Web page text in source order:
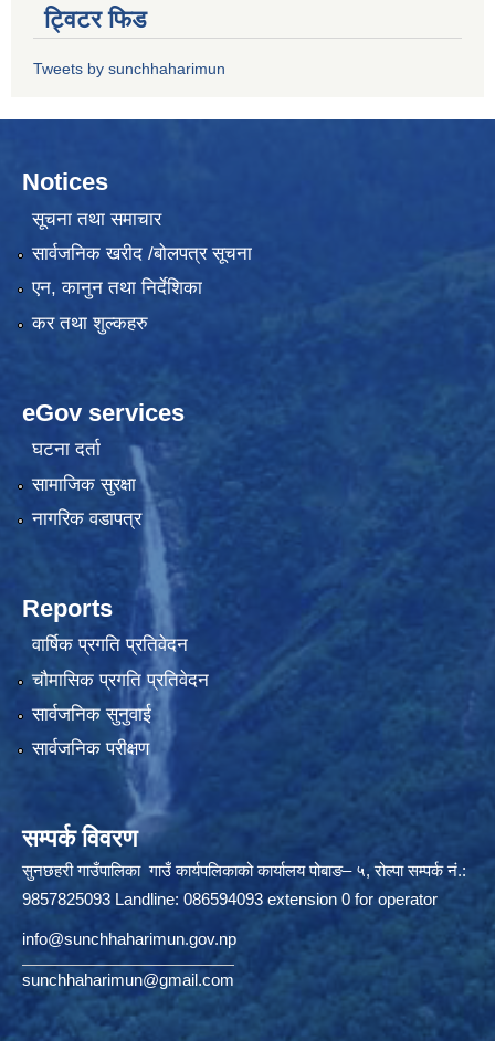
ट्विटर फिड
Tweets by sunchhaharimun
Notices
सूचना तथा समाचार
सार्वजनिक खरीद /बोलपत्र सूचना
एन, कानुन तथा निर्देशिका
कर तथा शुल्कहरु
eGov services
घटना दर्ता
सामाजिक सुरक्षा
नागरिक वडापत्र
Reports
वार्षिक प्रगति प्रतिवेदन
चौमासिक प्रगति प्रतिवेदन
सार्वजनिक सुनुवाई
सार्वजनिक परीक्षण
सम्पर्क विवरण
सुनछहरी गाउँपालिका गाउँ कार्यपलिकाको कार्यालय पोबाङ– ५, रोल्पा सम्पर्क नं.:
9857825093 Landline: 086594093 extension 0 for operator
info@sunchhaharimun.gov.np
sunchhaharimun@gmail.com